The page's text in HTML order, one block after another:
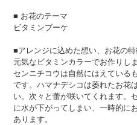
■ お花のテーマ
ビタミンブーケ
■アレンジに込めた想い、お花の
元気なビタミンカラーでお作りし
センニチコウは自然にはえている
です。ハマナデシコは萎れたお花
い。次々と蕾が咲いてくれます。
に水が下がってしまい、一時的に
あります。